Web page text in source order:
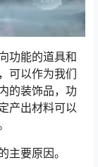
功能的道具和
可以作为我们
的装饰品，功
产出材料可以
主要原因。